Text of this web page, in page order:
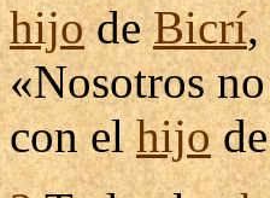
hijodeBicrí
«Nosotros
con elhijo